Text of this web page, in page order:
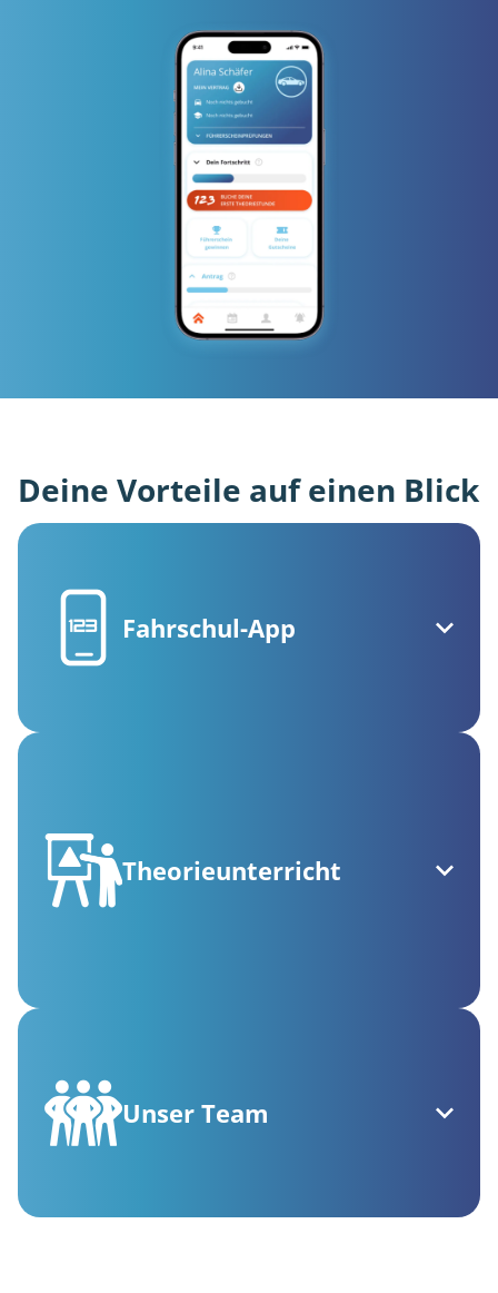
Deine Vorteile auf einen Blick
Fahrschul-App
Theorieunterricht
Unser Team